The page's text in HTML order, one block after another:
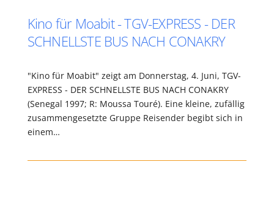
Kino für Moabit - TGV-EXPRESS - DER
SCHNELLSTE BUS NACH CONAKRY
"Kino für Moabit" zeigt am Donnerstag, 4. Juni, TGV-
EXPRESS - DER SCHNELLSTE BUS NACH CONAKRY
(Senegal 1997; R: Moussa Touré). Eine kleine, zufällig
zusammengesetzte Gruppe Reisender begibt sich in
einem…